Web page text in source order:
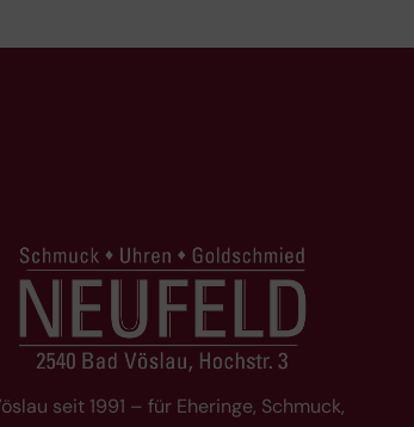
seit 1991 – für Eheringe, Schmuck,